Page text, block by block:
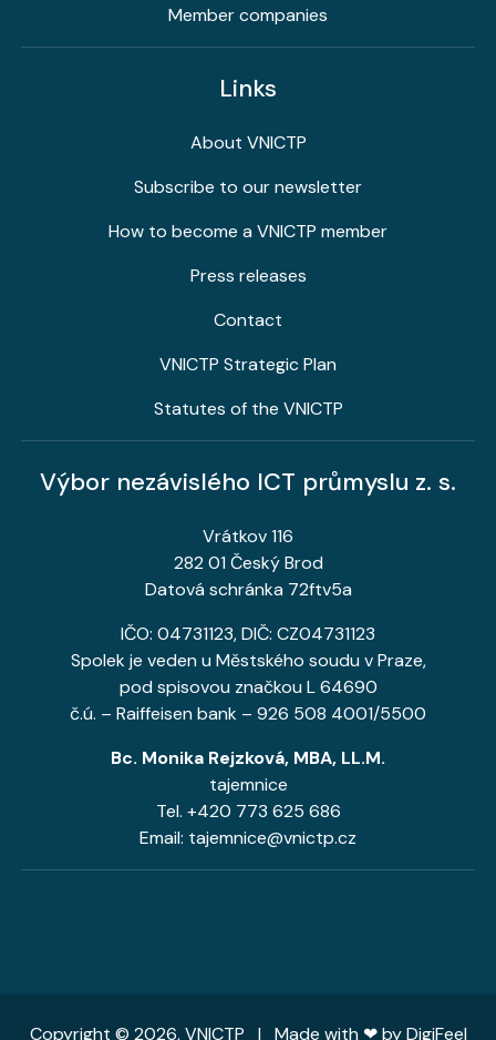
Member companies
Links
About VNICTP
Subscribe to our newsletter
How to become a VNICTP member
Press releases
Contact
VNICTP Strategic Plan
Statutes of the VNICTP
Výbor nezávislého ICT průmyslu z. s.
Vrátkov 116
282 01 Český Brod
Datová schránka 72ftv5a
IČO: 04731123, DIČ: CZ04731123
Spolek je veden u Městského soudu v Praze,
pod spisovou značkou L 64690
č.ú. – Raiffeisen bank – 926 508 4001/5500
Bc. Monika Rejzková, MBA, LL.M.
tajemnice
Tel. +420 773 625 686
Email: tajemnice@vnictp.cz
Copyright © 2026, VNICTP | Made with ❤ byDigiFeel